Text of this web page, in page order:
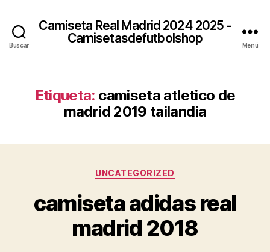
Buscar
Camiseta Real Madrid 2024 2025 -
Camisetasdefutbolshop
Menú
Etiqueta: camiseta atletico de
madrid 2019 tailandia
Categorías
UNCATEGORIZED
camiseta adidas real
madrid 2018